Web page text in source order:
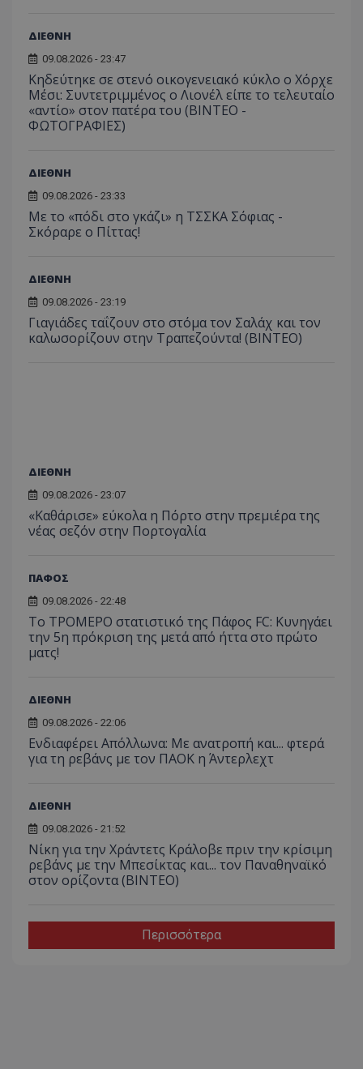
ΔΙΕΘΝΗ
09.08.2026 - 23:47
Κηδεύτηκε σε στενό οικογενειακό κύκλο ο Χόρχε
Μέσι: Συντετριμμένος ο Λιονέλ είπε το τελευταίο
«αντίο» στον πατέρα του (ΒΙΝΤΕΟ -
ΦΩΤΟΓΡΑΦΙΕΣ)
ΔΙΕΘΝΗ
09.08.2026 - 23:33
Με το «πόδι στο γκάζι» η ΤΣΣΚΑ Σόφιας -
Σκόραρε ο Πίττας!
ΔΙΕΘΝΗ
09.08.2026 - 23:19
Γιαγιάδες ταΐζουν στο στόμα τον Σαλάχ και τον
καλωσορίζουν στην Τραπεζούντα! (ΒΙΝΤΕΟ)
ΔΙΕΘΝΗ
09.08.2026 - 23:07
«Καθάρισε» εύκολα η Πόρτο στην πρεμιέρα της
νέας σεζόν στην Πορτογαλία
ΠΑΦΟΣ
09.08.2026 - 22:48
Το ΤΡΟΜΕΡΟ στατιστικό της Πάφος FC: Κυνηγάει
την 5η πρόκριση της μετά από ήττα στο πρώτο
ματς!
ΔΙΕΘΝΗ
09.08.2026 - 22:06
Ενδιαφέρει Απόλλωνα: Με ανατροπή και... φτερά
για τη ρεβάνς με τον ΠΑΟΚ η Άντερλεχτ
ΔΙΕΘΝΗ
09.08.2026 - 21:52
Νίκη για την Χράντετς Κράλοβε πριν την κρίσιμη
ρεβάνς με την Μπεσίκτας και... τον Παναθηναϊκό
στον ορίζοντα (ΒΙΝΤΕΟ)
Περισσότερα